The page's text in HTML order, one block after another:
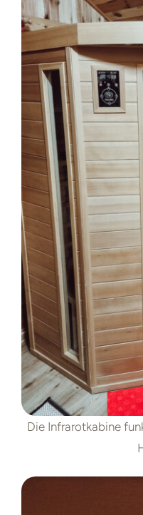
Die Infrarotkabine